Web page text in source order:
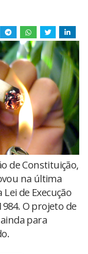
de Constituição,
na última
de Execução
O projeto de
para